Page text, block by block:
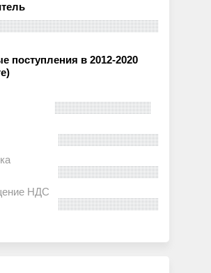
поступления в 2012-2020